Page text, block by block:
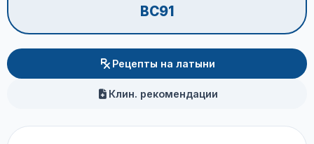
BC91
Рецепты на латыни
Клин. рекомендации